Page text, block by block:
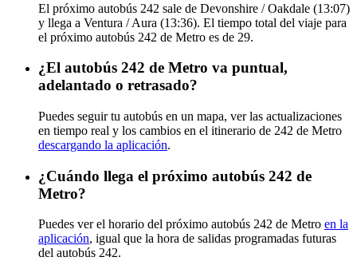
El próximo autobús 242 sale de Devonshire / Oakdale (13:07)
y llega a Ventura / Aura (13:36). El tiempo total del viaje para
el próximo autobús 242 de Metro es de 29.
¿El autobús 242 de Metro va puntual,
adelantado o retrasado?
Puedes seguir tu autobús en un mapa, ver las actualizaciones
en tiempo real y los cambios en el itinerario de 242 de Metro
descargando la aplicación.
¿Cuándo llega el próximo autobús 242 de
Metro?
Puedes ver el horario del próximo autobús 242 de Metro en la
aplicación, igual que la hora de salidas programadas futuras
del autobús 242.